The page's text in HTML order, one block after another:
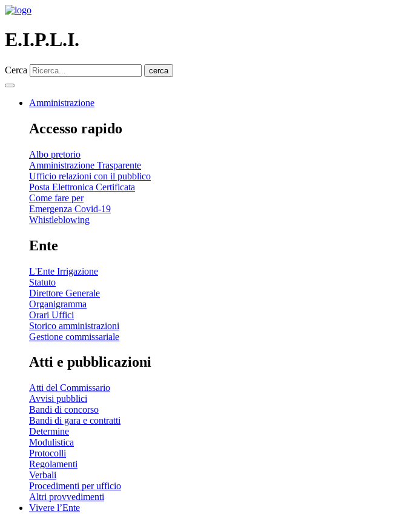
E.I.P.L.I.
Cerca cerca
Amministrazione
Accesso rapido
Albo pretorio
Amministrazione Trasparente
Ufficio relazioni con il pubblico
Posta Elettronica Certificata
Come fare per
Emergenza Covid-19
Whistleblowing
Ente
L'Ente Irrigazione
Statuto
Direttore Generale
Organigramma
Orari Uffici
Storico amministrazioni
Gestione commissariale
Atti e pubblicazioni
Atti del Commissario
Avvisi pubblici
Bandi di concorso
Bandi di gara e contratti
Determine
Modulistica
Protocolli
Regolamenti
Verbali
Procedimenti per ufficio
Altri provvedimenti
Vivere l’Ente